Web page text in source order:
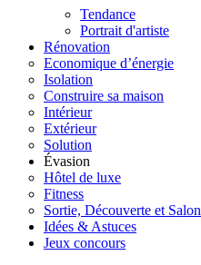
Tendance
Portrait d'artiste
Rénovation
Economique d’énergie
Isolation
Construire sa maison
Intérieur
Extérieur
Solution
Évasion
Hôtel de luxe
Fitness
Sortie, Découverte et Salon
Idées & Astuces
Jeux concours